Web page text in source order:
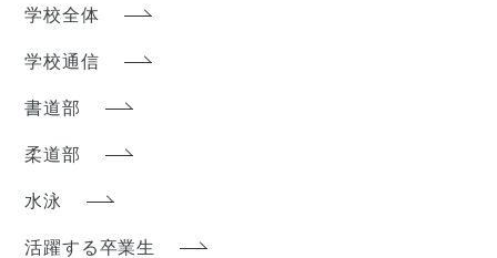
学校全体
学校通信
書道部
柔道部
水泳
活躍する卒業生